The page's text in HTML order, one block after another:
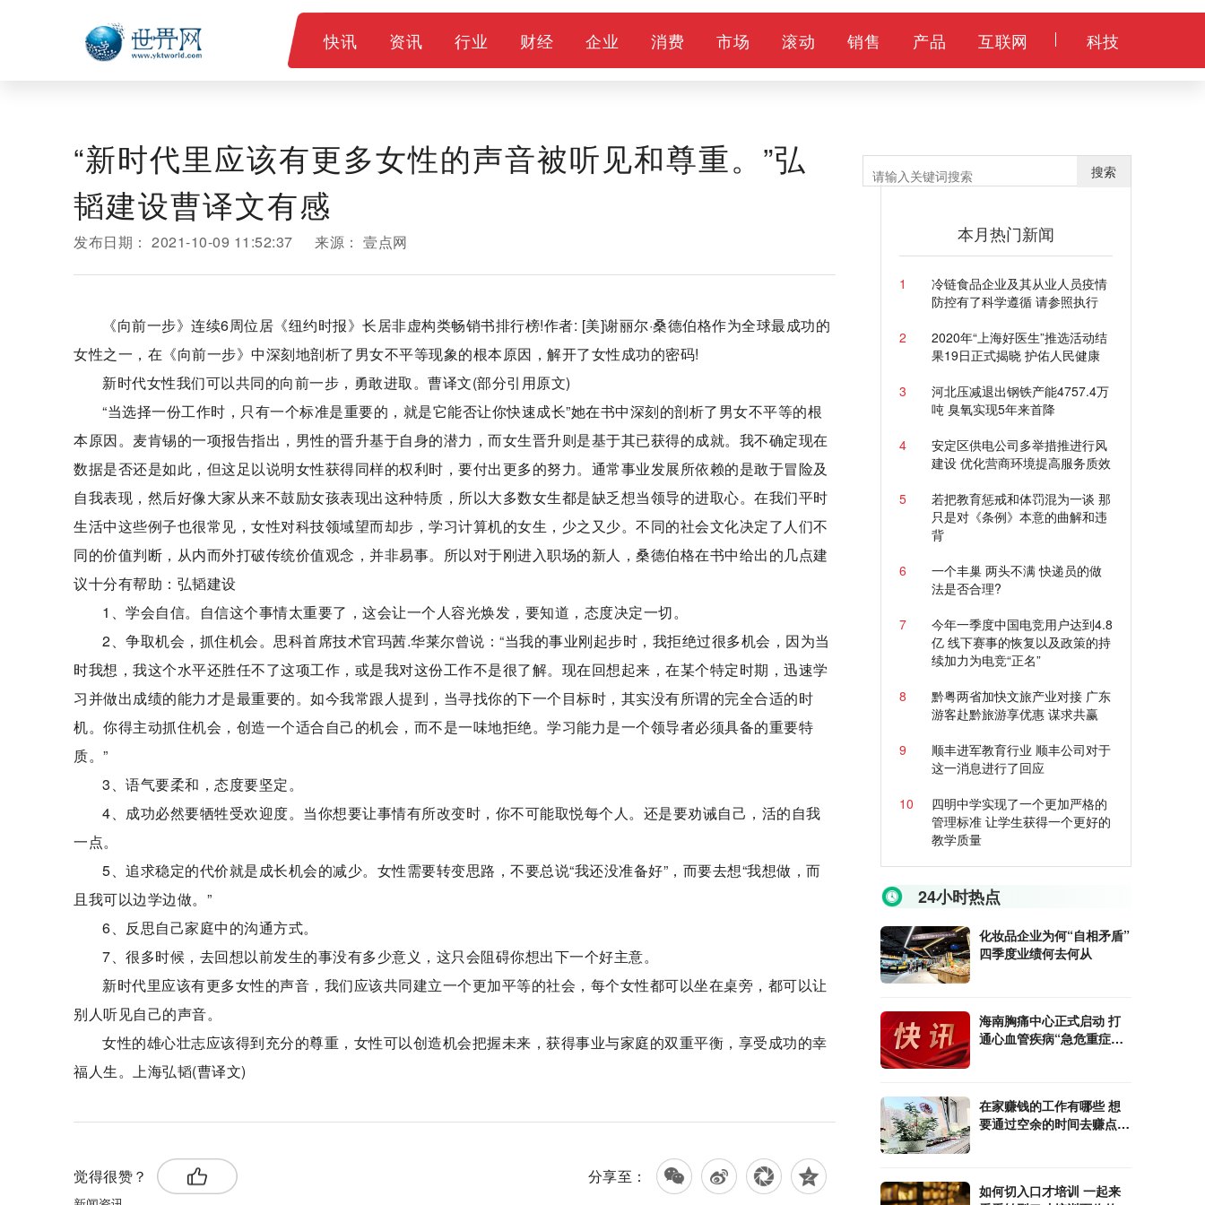
快讯 资讯 行业 财经 企业 消费 市场 滚动 销售 产品 互联网 科技
“新时代里应该有更多女性的声音被听见和尊重。”弘
韬建设曹译文有感
发布日期： 2021-10-09 11:52:37 来源： 壹点网
《向前一步》连续6周位居《纽约时报》长居非虚构类畅销书排行榜!作者: [美]谢丽尔·桑德伯格作为全球最成功的
女性之一，在《向前一步》中深刻地剖析了男女不平等现象的根本原因，解开了女性成功的密码!
新时代女性我们可以共同的向前一步，勇敢进取。曹译文(部分引用原文)
“当选择一份工作时，只有一个标准是重要的，就是它能否让你快速成长”她在书中深刻的剖析了男女不平等的根
本原因。麦肯锡的一项报告指出，男性的晋升基于自身的潜力，而女生晋升则是基于其已获得的成就。我不确定现在
数据是否还是如此，但这足以说明女性获得同样的权利时，要付出更多的努力。通常事业发展所依赖的是敢于冒险及
自我表现，然后好像大家从来不鼓励女孩表现出这种特质，所以大多数女生都是缺乏想当领导的进取心。在我们平时
生活中这些例子也很常见，女性对科技领域望而却步，学习计算机的女生，少之又少。不同的社会文化决定了人们不
同的价值判断，从内而外打破传统价值观念，并非易事。所以对于刚进入职场的新人，桑德伯格在书中给出的几点建
议十分有帮助：弘韬建设
1、学会自信。自信这个事情太重要了，这会让一个人容光焕发，要知道，态度决定一切。
2、争取机会，抓住机会。思科首席技术官玛茜.华莱尔曾说：“当我的事业刚起步时，我拒绝过很多机会，因为当
时我想，我这个水平还胜任不了这项工作，或是我对这份工作不是很了解。现在回想起来，在某个特定时期，迅速学
习并做出成绩的能力才是最重要的。如今我常跟人提到，当寻找你的下一个目标时，其实没有所谓的完全合适的时
机。你得主动抓住机会，创造一个适合自己的机会，而不是一味地拒绝。学习能力是一个领导者必须具备的重要特
质。”
3、语气要柔和，态度要坚定。
4、成功必然要牺牲受欢迎度。当你想要让事情有所改变时，你不可能取悦每个人。还是要劝诫自己，活的自我
一点。
5、追求稳定的代价就是成长机会的减少。女性需要转变思路，不要总说“我还没准备好”，而要去想“我想做，而
且我可以边学边做。”
6、反思自己家庭中的沟通方式。
7、很多时候，去回想以前发生的事没有多少意义，这只会阻碍你想出下一个好主意。
新时代里应该有更多女性的声音，我们应该共同建立一个更加平等的社会，每个女性都可以坐在桌旁，都可以让
别人听见自己的声音。
女性的雄心壮志应该得到充分的尊重，女性可以创造机会把握未来，获得事业与家庭的双重平衡，享受成功的幸
福人生。上海弘韬(曹译文)
觉得很赞？ 分享至：
搜索
本月热门新闻
1
冷链食品企业及其从业人员疫情
防控有了科学遵循 请参照执行
2
2020年“上海好医生”推选活动结
果19日正式揭晓 护佑人民健康
3
河北压减退出钢铁产能4757.4万
吨 臭氧实现5年来首降
4
安定区供电公司多举措推进行风
建设 优化营商环境提高服务质效
5
若把教育惩戒和体罚混为一谈 那
只是对《条例》本意的曲解和违
背
6
一个丰巢 两头不满 快递员的做
法是否合理?
7
今年一季度中国电竞用户达到4.8
亿 线下赛事的恢复以及政策的持
续加力为电竞“正名”
8
黔粤两省加快文旅产业对接 广东
游客赴黔旅游享优惠 谋求共赢
9
顺丰进军教育行业 顺丰公司对于
这一消息进行了回应
10
四明中学实现了一个更加严格的
管理标准 让学生获得一个更好的
教学质量
24小时热点
化妆品企业为何“自相矛盾”
四季度业绩何去何从
海南胸痛中心正式启动 打
通心血管疾病“急危重症救
在家赚钱的工作有哪些 想
要通过空余的时间去赚点零
如何切入口才培训 一起来